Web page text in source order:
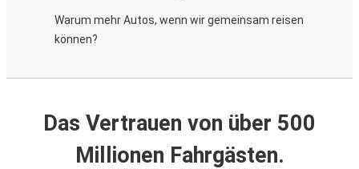
Warum mehr Autos, wenn wir gemeinsam reisen
können?
Das Vertrauen von über 500
Millionen Fahrgästen.